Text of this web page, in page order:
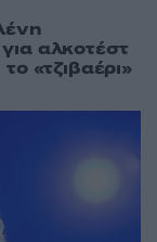
αλκοτέστ
«τζιβαέρι»